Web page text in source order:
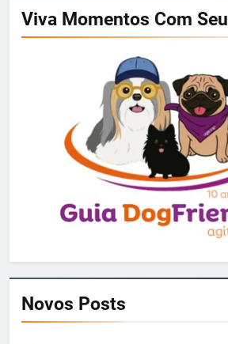
Viva Momentos Com Seu
Novos Posts